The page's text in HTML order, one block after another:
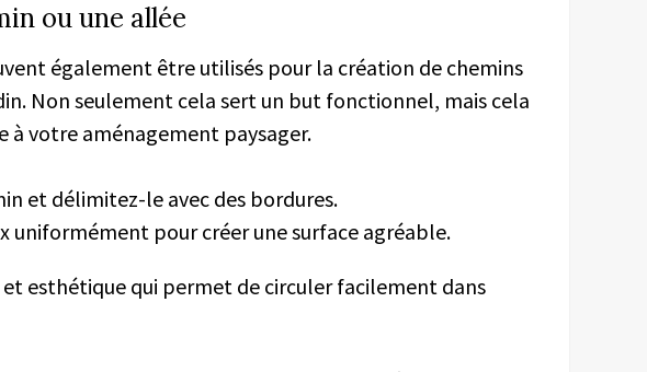
ou une allée
également être utilisés pour la création de chemins
Non seulement cela sert un but fonctionnel, mais cela
à votre aménagement paysager.
et délimitez-le avec des bordures.
uniformément pour créer une surface agréable.
et esthétique qui permet de circuler facilement dans